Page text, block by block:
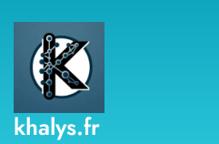
content
khalys.fr